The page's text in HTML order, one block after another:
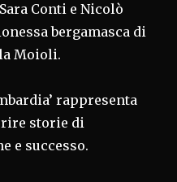
Conti e Nicolò
bergamasca di
Moioli.
rappresenta
storie di
e successo.